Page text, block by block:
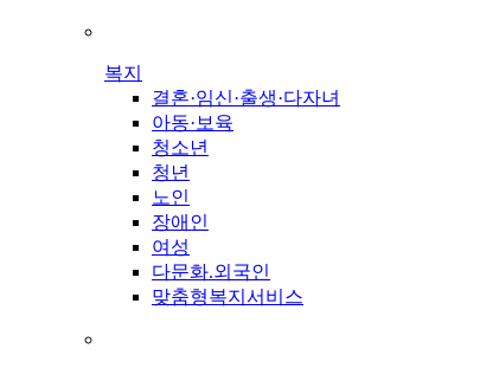
복지
결혼·임신·출생·다자녀
아동·보육
청소년
청년
노인
장애인
여성
다문화.외국인
맞춤형복지서비스